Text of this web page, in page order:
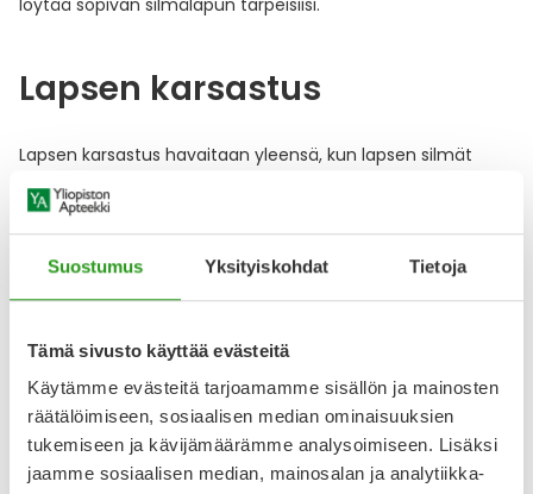
Suostumus Yksityiskohdat Tietoja
Tämä sivusto käyttää evästeitä
Käytämme evästeitä tarjoamamme sisällön ja mainosten
räätälöimiseen, sosiaalisen median ominaisuuksien
tukemiseen ja kävijämäärämme analysoimiseen. Lisäksi
jaamme sosiaalisen median, mainosalan ja analytiikka-
löytää sopivan silmälapun tarpeisiisi.
Lapsen karsastus
Lapsen karsastus havaitaan yleensä, kun lapsen silmät
karsastusta varten
Silmälappu netistä ya.fi!
Tutustu ja tilaa silmälaput karsastukseen kätevästi netistä
verkkokaupastamme ya.fi ja valitse itsellesi mieluisin
toimitustapa useiden vaihtoehtojemme joukosta.
Kotiinkuljetuksella tilaat Opticlude-silmälaput